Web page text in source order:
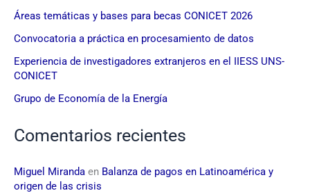
Áreas temáticas y bases para becas CONICET 2026
Convocatoria a práctica en procesamiento de datos
Experiencia de investigadores extranjeros en el IIESS UNS-
CONICET
Grupo de Economía de la Energía
Comentarios recientes
Miguel Miranda en Balanza de pagos en Latinoamérica y
origen de las crisis